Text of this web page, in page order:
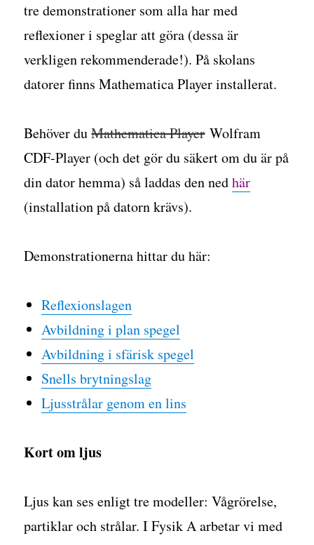
tre demonstrationer som alla har med
reflexioner i speglar att göra (dessa är
verkligen rekommenderade!). På skolans
datorer finns Mathematica Player installerat.
Behöver duMathematica PlayerWolfram
CDF-Player (och det gör du säkert om du är på
din dator hemma) så laddas den nedhär
(installation på datorn krävs).
Demonstrationerna hittar du här:
Reflexionslagen
Avbildning i plan spegel
Avbildning i sfärisk spegel
Snells brytningslag
Ljusstrålar genom en lins
Kort om ljus
Ljus kan ses enligt tre modeller: Vågrörelse,
partiklar och strålar. I Fysik A arbetar vi med